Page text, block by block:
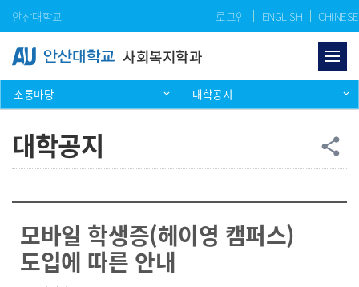
Skip Menu
안산대학교 로그인 ENGLISH CHINESE
사회복지학과
소통마당 대학공지
대학공지 공
share
모바일 학생증(헤이영 캠퍼스)
도입에 따른 안내